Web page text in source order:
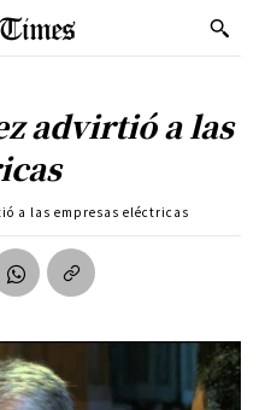
advirtió a las
a las empresas eléctricas